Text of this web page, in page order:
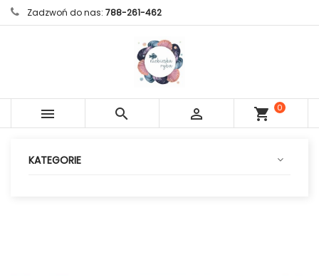
Zadzwoń do nas: 788-261-462
   shopping_cart
0
KATEGORIE